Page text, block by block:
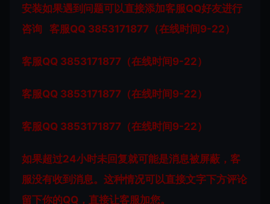
安装如果遇到问题可以直接添加客服QQ好友进行
咨询 客服QQ 3853171877（在线时间9-22）
客服QQ 3853171877（在线时间9-22）
客服QQ 3853171877（在线时间9-22）
客服QQ 3853171877（在线时间9-22）
如果超过24小时未回复就可能是消息被屏蔽，客
服没有收到消息。这种情况可以直接文字下方评论
留下你的QQ，直接让客服加您。